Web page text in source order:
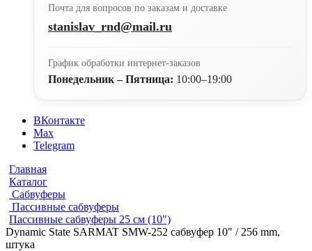
Почта для вопросов по заказам и доставке
stanislav_rnd@mail.ru
График обработки интернет-заказов
Понедельник – Пятница: 10:00–19:00
ВКонтакте
Max
Telegram
Главная
Каталог
Сабвуферы
Пассивные сабвуферы
Пассивные сабвуферы 25 см (10")
Dynamic State SARMAT SMW-252 сабвуфер 10" / 256 mm,
штука